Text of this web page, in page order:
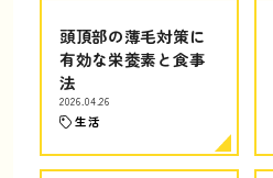
頭頂部の薄毛対策に
有効な栄養素と食事
法
2026.04.26
生活